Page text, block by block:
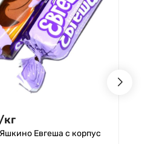
/кг
Евгеша с корпус